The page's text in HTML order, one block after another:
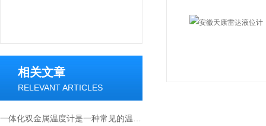
相关文章
RELEVANT ARTICLES